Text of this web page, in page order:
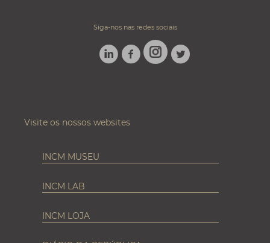
Siga-nos nas redes sociais
LINKEDINFACEBOOK
INSTAGRAM
TWITTER
Visite os nossos websites
INCM MUSEU
INCM LAB
INCM LOJA